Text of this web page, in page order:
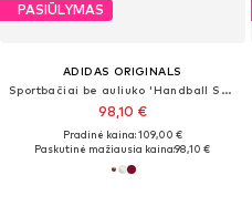
PASIŪLYMAS
ADIDAS ORIGINALS
Sportbačiai be auliuko 'Handball Spezial'
98,10 €
Pradinė kaina: 109,00 €
Paskutinė mažiausia kaina:98,10 €